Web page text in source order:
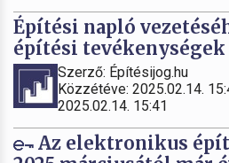
Építési napló
építési tevékenységek
Szerző: Építésijog.hu
Közzétéve: 2025.02.14.
2025.02.14. 15:41
Az elektronikus